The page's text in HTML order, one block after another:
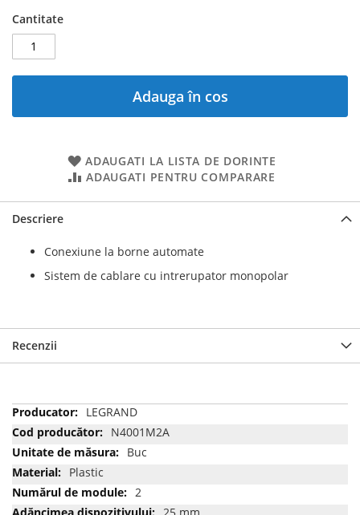
Cantitate
Adauga în cos
ADAUGATI LA LISTA DE DORINTE
ADAUGATI PENTRU COMPARARE
Descriere
Conexiune la borne automate
Sistem de cablare cu intrerupator monopolar
Recenzii
Mai
multe
informatii
LEGRAND
N4001M2A
Buc
Plastic
2
25 mm